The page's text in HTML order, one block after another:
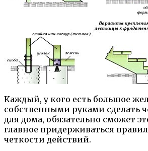
Каждый, у кого есть большое
собственными руками сделать
для дома, обязательно сможет
главное придерживаться
четкости действий.